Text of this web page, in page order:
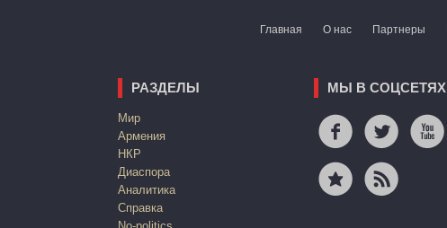
Главная О нас Партнеры
РАЗДЕЛЫ
Mир
Армения
НКР
Диаспора
Аналитика
Справка
МЫ В СОЦСЕТЯХ